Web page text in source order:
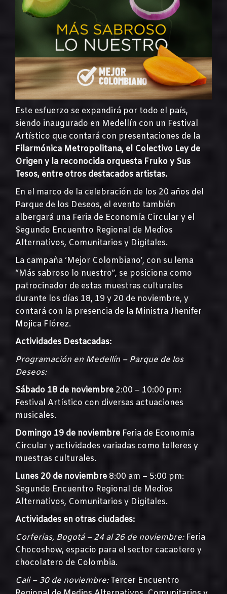
Este esfuerzo se expandirá por todo el país,
siendo inaugurado en Medellín con un Festival
Artístico que contará con presentaciones de la
Filarmónica Metropolitana, el Colectivo Ley de
Origen y la reconocida orquesta Fruko y Sus
Tesos, entre otros destacados artistas.
En el marco de la celebración de los 20 años del
Parque de los Deseos, el evento también
albergará una Feria de Economía Circular y el
Segundo Encuentro Regional de Medios
Alternativos, Comunitarios y Digitales.
La campaña ‘Mejor Colombiano’, con su lema
“Más sabroso lo nuestro”, se posiciona como
patrocinador de estas muestras culturales
durante los días 18, 19 y 20 de noviembre, y
contará con la presencia de la Ministra Jhenifer
Mojica Flórez.
Actividades Destacadas:
Programación en Medellín – Parque de los
Deseos:
Sábado 18 de noviembre 2:00 – 10:00 pm:
Festival Artístico con diversas actuaciones
musicales.
Domingo 19 de noviembre Feria de Economía
Circular y actividades variadas como talleres y
muestras culturales.
Lunes 20 de noviembre 8:00 am – 5:00 pm:
Segundo Encuentro Regional de Medios
Alternativos, Comunitarios y Digitales.
Actividades en otras ciudades:
Corferias, Bogotá – 24 al 26 de noviembre:Feria
Chocoshow, espacio para el sector cacaotero y
chocolatero de Colombia.
Cali – 30 de noviembre:Tercer Encuentro